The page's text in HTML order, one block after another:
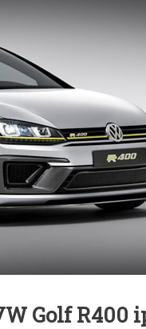
Golf R400